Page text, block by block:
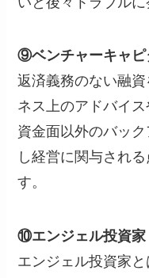
⑨ベンチャーキャピ
返済義務のない融
ネス上のアドバイ
資金面以外のバッ
し経営に関与され
す。
⑩エンジェル投資家
エンジェル投資家